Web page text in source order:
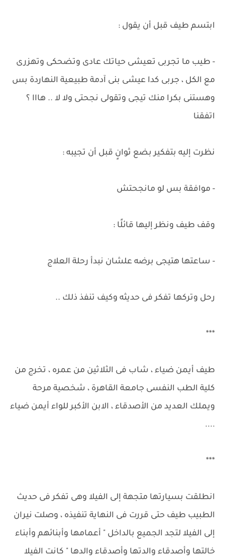
ابتسم طيف قبل أن يقول :
- طيب ما تجربى تعيشى حياتك عادى وتضحكى وتهزرى
مع الكل ، جربى كدا عيشى بنى آدمة طبيعية النهاردة بس
وهستنى بكرا منك تيجى وتقولى نجحتى ولا لا .. هااا ؟
اتفقنا
نظرت إليه بتفكير بضع ثوانٍ قبل أن تجيبه :
- موافقة بس لو مانجحتش
وقف طيف ونظر إليها قائلًا :
- ساعتها هتيجى برضه علشان نبدأ رحلة العلاج
رحل وتركها تفكر فى حديثه وكيف تنفذ ذلك ..
***
طيف أيمن ضياء ، شاب فى الثلاثين من عمره ، تخرج من
كلية الطب النفسى جامعة القاهرة ، شخصية مرحة
ويملك العديد من الأصدقاء ، الابن الأكبر للواء أيمن ضياء
....
***
انطلقت بسيارتها متجهة إلى الفيلا وهى تفكر فى حديث
الطبيب طيف حتى قررت فى النهاية تنفيذه ، وصلت نيران
إلى الفيلا لتجد الجميع بالداخل " أعمامها وأبنائهم وأبناء
خالتها وأصدقاء والدتها وأصدقاء والدها " كانت الفيلا